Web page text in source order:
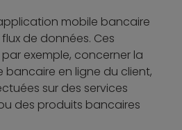
mobile bancaire
de données. Ces
exemple, concerner la
en ligne du client,
sur des services
des produits bancaires